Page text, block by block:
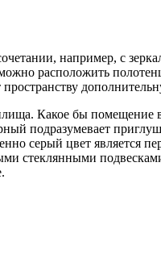
например, c
расположить
Какое бы помещение
подразумевает
серый цвет является
стеклянными